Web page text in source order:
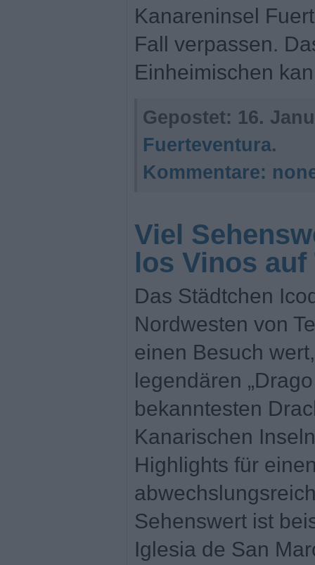
Kanareninsel
Fall verpassen.
Einheimischen
Gepostet: 16.
Fuerteventura.
Kommentare:
Viel
los Vinos auf
Das Städtchen
Nordwesten von
einen Besuch
legendären
bekanntesten
Kanarischen
Highlights für
Sehenswert ist
Iglesia de San